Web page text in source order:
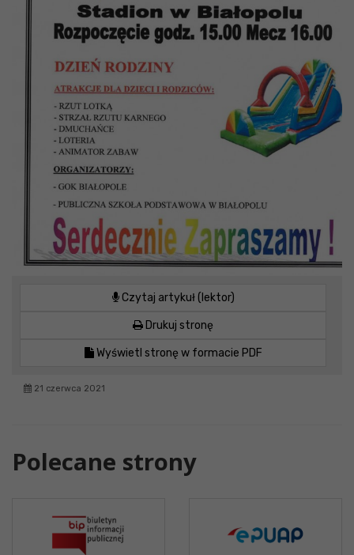
Czytaj artykuł (lektor)
Drukuj stronę
Wyświetl stronę w formacie PDF
21 czerwca 2021
Polecane strony